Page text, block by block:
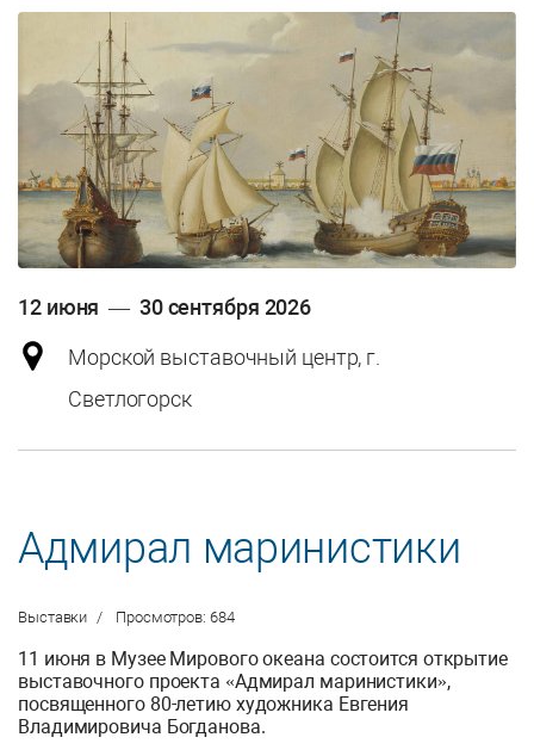
12 июня — 30 сентября 2026
Морской выставочный центр, г.
Светлогорск
Адмирал маринистики
Выставки Просмотров: 684
11 июня в Музее Мирового океана состоится открытие
выставочного проекта «Адмирал маринистики»,
посвященного 80-летию художника Евгения
Владимировича Богданова.